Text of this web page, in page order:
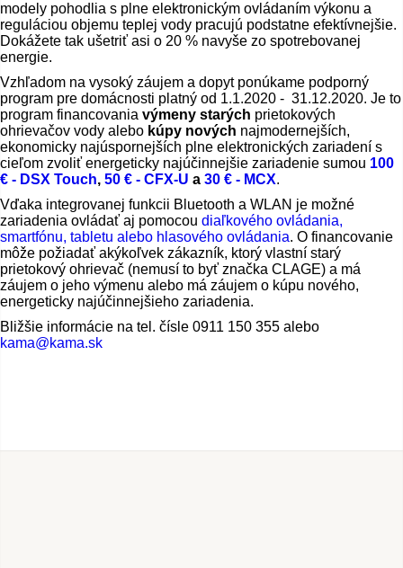
modely pohodlia s plne elektronickým ovládaním výkonu a
reguláciou objemu teplej vody pracujú podstatne efektívnejšie.
Dokážete tak ušetriť asi o 20 % navyše zo spotrebovanej
energie.
Vzhľadom na vysoký záujem a dopyt ponúkame podporný
program pre domácnosti platný od 1.1.2020 - 31.12.2020. Je to
program financovania výmeny starých prietokových
ohrievačov vody alebo kúpy nových najmodernejších,
ekonomicky najúspornejších plne elektronických zariadení s
cieľom zvoliť energeticky najúčinnejšie zariadenie sumou 100
€ - DSX Touch, 50 € - CFX-U a 30 € - MCX.
Vďaka integrovanej funkcii Bluetooth a WLAN je možné
zariadenia ovládať aj pomocou diaľkového ovládania,
smartfónu, tabletu alebo hlasového ovládania. O financovanie
môže požiadať akýkoľvek zákazník, ktorý vlastní starý
prietokový ohrievač (nemusí to byť značka CLAGE) a má
záujem o jeho výmenu alebo má záujem o kúpu nového,
energeticky najúčinnejšieho zariadenia.
Bližšie informácie na tel. čísle 0911 150 355 alebo
kama@kama.sk